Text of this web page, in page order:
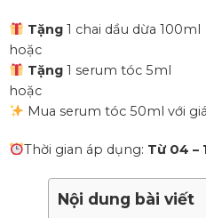
Tặng1 chai dầu dừa 100ml
hoặc
Tặng1 serum tóc 5ml
hoặc
Mua serum tóc 50ml với giá
Thời gian áp dụng: Từ 04 –
Nội dung bài viết